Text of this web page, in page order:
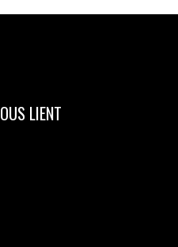
LIENT